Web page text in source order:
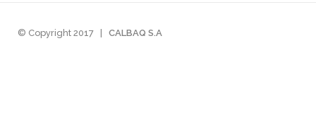
© Copyright 2017 CALBAQ S.A